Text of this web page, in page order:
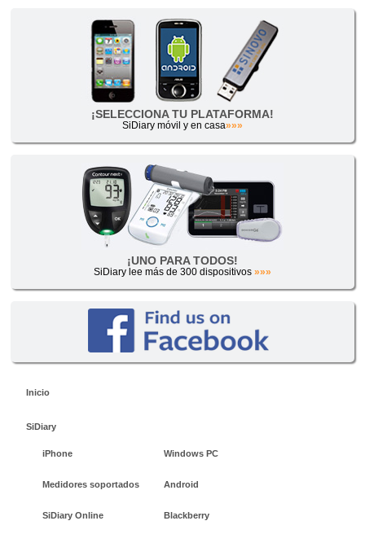
¡SELECCIONA TU PLATAFORMA!
SiDiary móvil y en casa»»»
¡UNO PARA TODOS!
SiDiary lee más de 300 dispositivos »»»
Inicio
SiDiary
iPhone Windows PC
Medidores soportados Android
SiDiary Online Blackberry